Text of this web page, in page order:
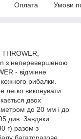
Оплата Умови
з неперевершеною
- відмінне
рибалки.
легко виконувати
двох
до 20 мм і до
див. Завдяки
г) разом з
багаторазове